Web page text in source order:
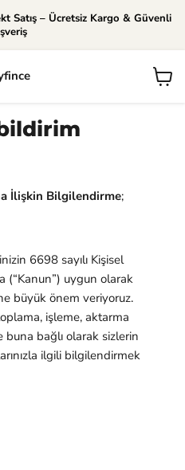
Satış – Ücretsiz Kargo & Güvenli
Sepeti
İlişkin Bilgilendirme;
6698 sayılı Kişisel
(“Kanun”) uygun olarak
büyük önem veriyoruz.
işleme, aktarma
buna bağlı olarak sizlerin
ilgili bilgilendirmek